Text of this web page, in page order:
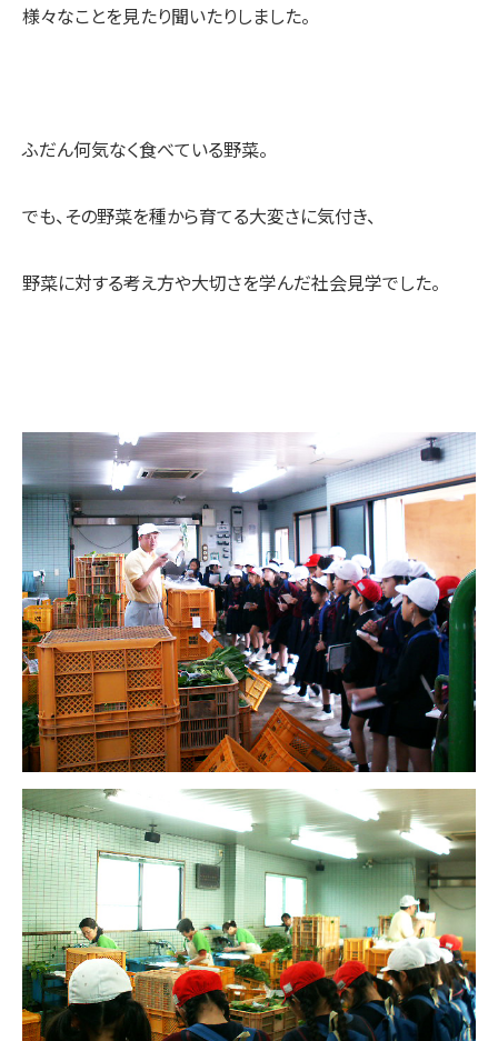
様々なことを見たり聞いたりしました。
ふだん何気なく食べている野菜。
でも、その野菜を種から育てる大変さに気付き、
野菜に対する考え方や大切さを学んだ社会見学でした。